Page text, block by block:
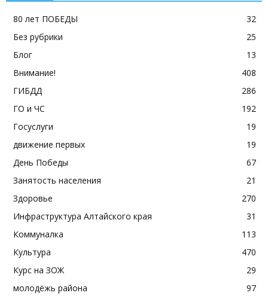
80 лет ПОБЕДЫ
32
Без рубрики
25
Блог
13
Внимание!
408
ГИБДД
286
ГО и ЧС
192
Госуслуги
19
движение первых
19
День Победы
67
Занятость населения
21
Здоровье
270
Инфраструктура Алтайского края
31
Коммуналка
113
Культура
470
Курс на ЗОЖ
29
молодёжь района
97